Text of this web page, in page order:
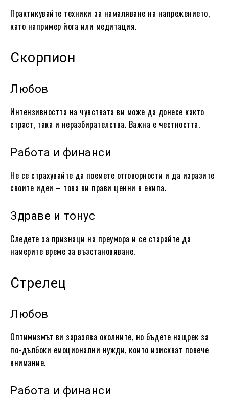
Практикувайте техники за намаляване на напрежението,
като например йога или медитация.
Скорпион
Любов
Интензивността на чувствата ви може да донесе както
страст, така и неразбирателства. Важна е честността.
Работа и финанси
Не се страхувайте да поемете отговорности и да изразите
своите идеи – това ви прави ценни в екипа.
Здраве и тонус
Следете за признаци на преумора и се старайте да
намерите време за възстановяване.
Стрелец
Любов
Оптимизмът ви заразява околните, но бъдете нащрек за
по-дълбоки емоционални нужди, които изискват повече
внимание.
Работа и финанси